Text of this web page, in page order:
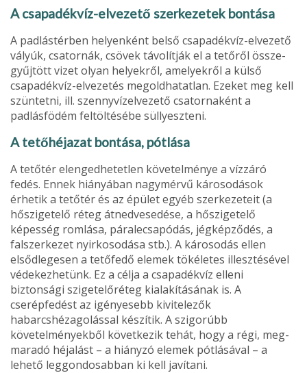
A csapadékvíz-elvezető szerkezetek bontása
A padlástérben helyenként belső csapadékvíz-elvezető
vályúk, csatornák, csövek távolítják el a tetőről össze­
gyűjtött vizet olyan helyekről, amelyekről a külső
csapadék­víz-elvezetés megoldhatatlan. Ezeket meg kell
szüntetni, ill. szennyvízelvezető csatornaként a
padlásfödém feltöl­tésébe süllyeszteni.
A tetőhéjazat bontása, pótlása
A tetőtér elengedhetetlen követelménye a vízzáró
fedés. Ennek hiányában nagymérvű károsodások
érhetik a tetőtér és az épület egyéb szerkezeteit (a
hőszigetelő réteg átned­vesedése, a hőszigetelő
képesség romlása, páralecsapó­dás, jégképződés, a
falszerkezet nyirkosodása stb.). A ká­rosodás ellen
elsődlegesen a tetőfedő elemek tökéletes illesztésével
védekezhetünk. Ez a célja a csapadékvíz elleni
biztonsági szigetelőréteg kialakításának is. A
cserépfedést az igénye­sebb kivitelezők
habarcshézagolással készítik. A szigorúbb
követelményekből következik tehát, hogy a régi, meg­
maradó héjalást – a hiányzó elemek pótlásával – a
lehető leggondosabban ki kell javítani.